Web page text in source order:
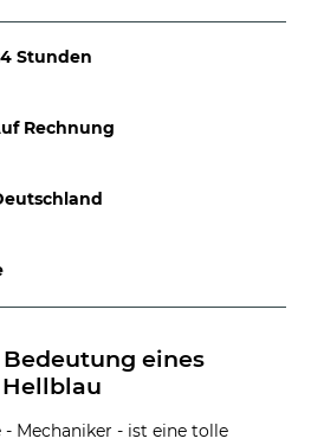
Stunden
Rechnung
Bedeutung eines
- Mechaniker - ist eine tolle